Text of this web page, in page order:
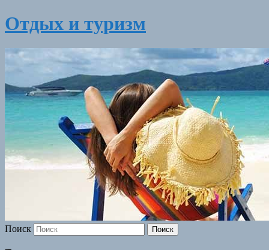
Отдых и туризм
Поиск